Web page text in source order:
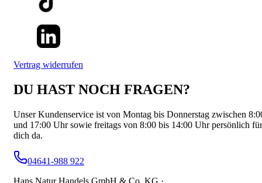
Vertrag widerrufen
DU HAST NOCH FRAGEN?
Unser Kundenservice ist von Montag bis Donnerstag zwischen
und 17:00 Uhr sowie freitags von 8:00 bis 14:00 Uhr persönlich für
dich da.
04641-988 922